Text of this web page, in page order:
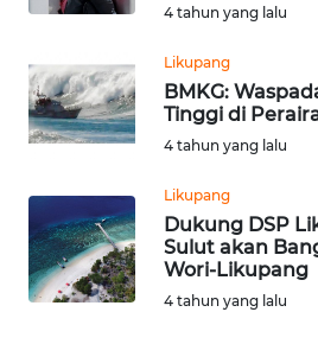
4 tahun yang lalu
Likupang
BMKG:
Tinggi di
4 tahun yang lalu
Likupang
Dukung DSP
Sulut akan
Wori-Likupang
4 tahun yang lalu
WN
KALTARA
KALSEL
WN